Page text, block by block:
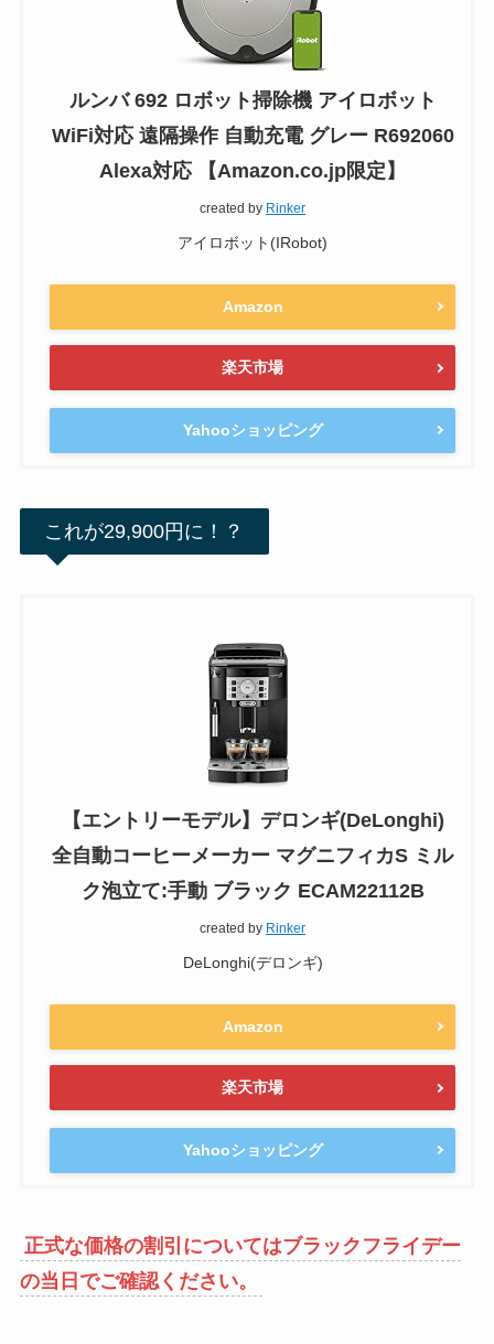
ルンバ 692 ロボット掃除機 アイロボット
WiFi対応 遠隔操作 自動充電 グレー R692060
Alexa対応 【Amazon.co.jp限定】
created by Rinker
アイロボット(IRobot)
Amazon
楽天市場
Yahooショッピング
これが29,900円に！？
【エントリーモデル】デロンギ(DeLonghi)
全自動コーヒーメーカー マグニフィカS ミル
ク泡立て:手動 ブラック ECAM22112B
created by Rinker
DeLonghi(デロンギ)
Amazon
楽天市場
Yahooショッピング
正式な価格の割引についてはブラックフライデー
の当日でご確認ください。